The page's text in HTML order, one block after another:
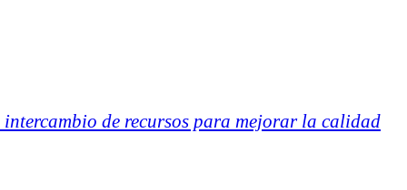
de recursos para mejorar la calidad